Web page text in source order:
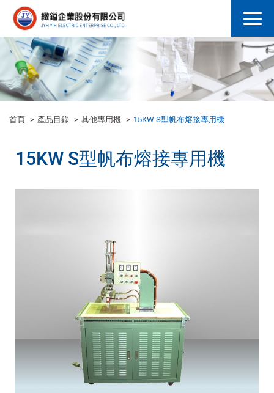
首頁 產品目錄 其他專用機 15KW S型帆布熔接專用機
15KW S型帆布熔接專用機